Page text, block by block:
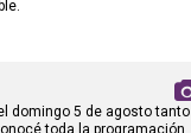
domingo 5 de agosto tanto